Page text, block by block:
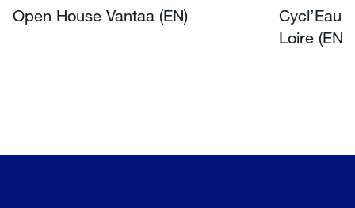
Open House Vantaa (EN)
Cycl’Eau
Loire (EN)